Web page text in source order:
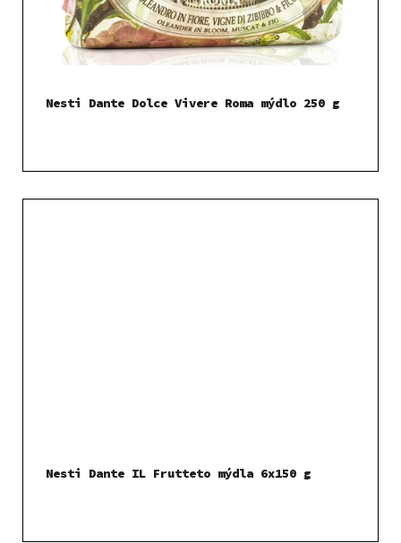
Nesti Dante Dolce Vivere Roma mýdlo 250 g
Nesti Dante IL Frutteto mýdla 6x150 g